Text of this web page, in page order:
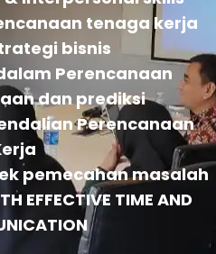
tenaga kerja
bisnis
Perencanaan
dan prediksi
Perencanaan
pemecahan masalah
EFFECTIVE TIME AND